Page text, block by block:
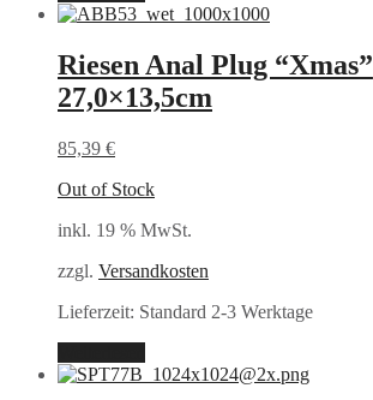
Riesen Anal Plug “Xmas”
27,0×13,5cm
85,39 €
Out of Stock
inkl. 19 % MwSt.
zzgl. Versandkosten
Lieferzeit: Standard 2-3 Werktage